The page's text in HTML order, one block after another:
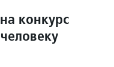
конкурс